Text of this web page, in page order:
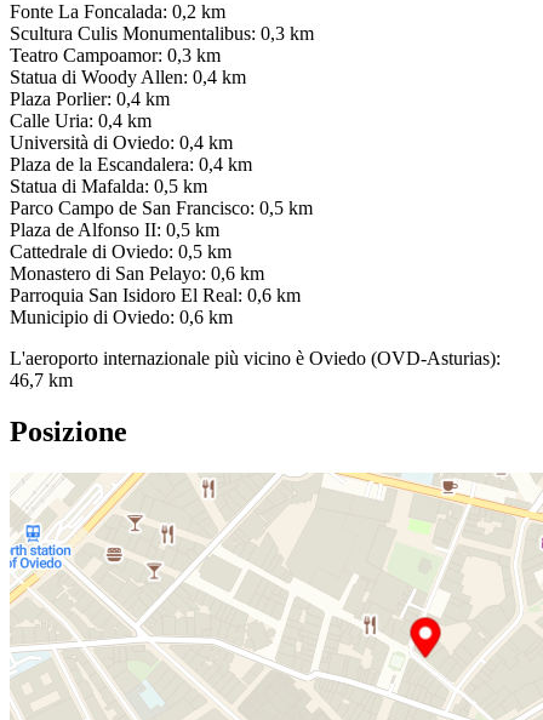
Fonte La Foncalada: 0,2 km
Scultura Culis Monumentalibus: 0,3 km
Teatro Campoamor: 0,3 km
Statua di Woody Allen: 0,4 km
Plaza Porlier: 0,4 km
Calle Uria: 0,4 km
Università di Oviedo: 0,4 km
Plaza de la Escandalera: 0,4 km
Statua di Mafalda: 0,5 km
Parco Campo de San Francisco: 0,5 km
Plaza de Alfonso II: 0,5 km
Cattedrale di Oviedo: 0,5 km
Monastero di San Pelayo: 0,6 km
Parroquia San Isidoro El Real: 0,6 km
Municipio di Oviedo: 0,6 km
L'aeroporto internazionale più vicino è Oviedo (OVD-Asturias):
46,7 km
Posizione